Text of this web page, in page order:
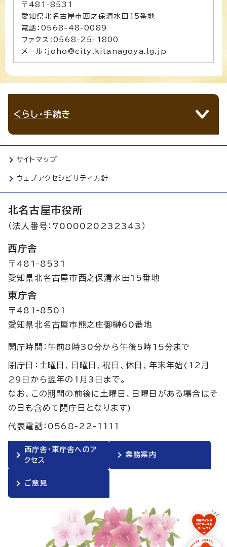
〒481-8531
愛知県北名古屋市西之保清水田15番地
電話：0568-48-0089
ファクス：0568-25-1800
メール：joho@city.kitanagoya.lg.jp
くらし・手続き
サイトマップ
ウェブアクセシビリティ方針
北名古屋市役所
（法人番号：7000020232343）
西庁舎
〒481-8531
愛知県北名古屋市西之保清水田15番地
東庁舎
〒481-8501
愛知県北名古屋市熊之庄御榊60番地
開庁時間：午前8時30分から午後5時15分まで
閉庁日：土曜日、日曜日、祝日、休日、年末年始(12月
29日から翌年の1月3日まで。
なお、この期間の前後に土曜日、日曜日がある場合はそ
の日も含めて閉庁日となります)
代表電話：0568-22-1111
西庁舎・東庁舎へのア
クセス
業務案内
ご意見